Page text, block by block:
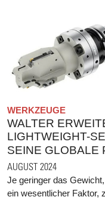
WERKZEUGE
WALTER
LIGHTWEIGHT-
SEINE GLOBALE
AUGUST 2024
Je geringer das
ein wesentlicher Faktor,